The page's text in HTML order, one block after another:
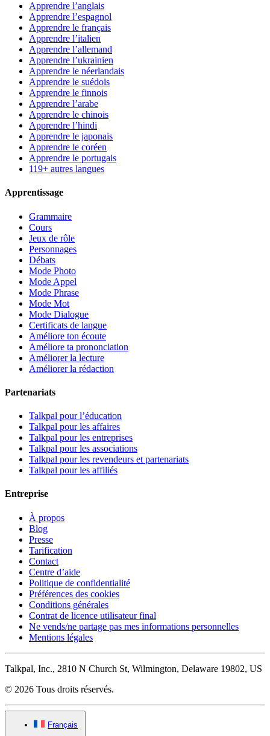
Apprendre l’anglais
Apprendre l’espagnol
Apprendre le français
Apprendre l’italien
Apprendre l’allemand
Apprendre l’ukrainien
Apprendre le néerlandais
Apprendre le suédois
Apprendre le finnois
Apprendre l’arabe
Apprendre le chinois
Apprendre l’hindi
Apprendre le japonais
Apprendre le coréen
Apprendre le portugais
119+ autres langues
Apprentissage
Grammaire
Cours
Jeux de rôle
Personnages
Débats
Mode Photo
Mode Appel
Mode Phrase
Mode Mot
Mode Dialogue
Certificats de langue
Améliore ton écoute
Améliore ta prononciation
Améliorer la lecture
Améliorer la rédaction
Partenariats
Talkpal pour l’éducation
Talkpal pour les affaires
Talkpal pour les entreprises
Talkpal pour les associations
Talkpal pour les revendeurs et partenariats
Talkpal pour les affiliés
Entreprise
À propos
Blog
Presse
Tarification
Contact
Centre d’aide
Politique de confidentialité
Préférences des cookies
Conditions générales
Contrat de licence utilisateur final
Ne vends/ne partage pas mes informations personnelles
Mentions légales
Talkpal, Inc., 2810 N Church St, Wilmington, Delaware 19802, US
© 2026 Tous droits réservés.
Français